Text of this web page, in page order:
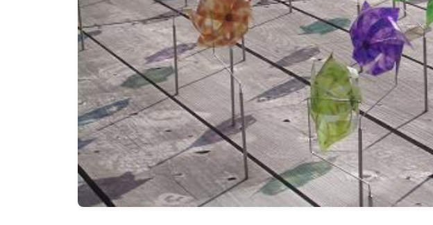
ナナちゃん人形